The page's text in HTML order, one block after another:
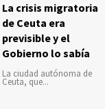
La crisis migratoria
de Ceuta era
previsible y el
Gobierno lo sabía
La ciudad autónoma de
Ceuta, que...